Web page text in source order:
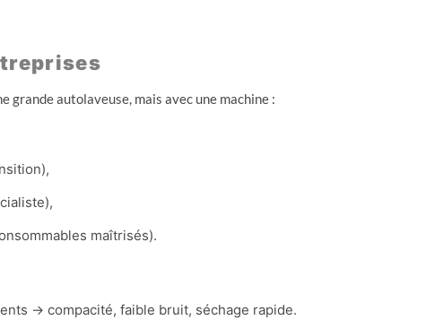
grande autolaveuse, mais avec une machine :
maîtrisés).
→ compacité, faible bruit, séchage rapide.